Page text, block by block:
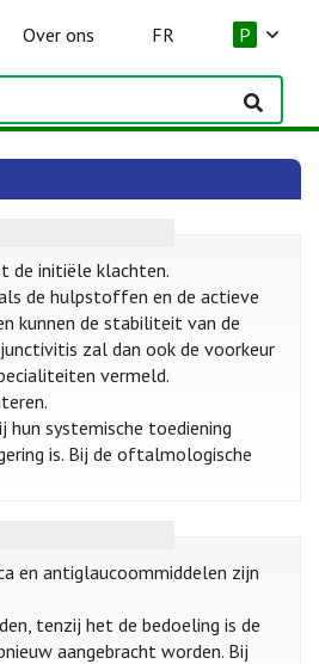
Over ons FR P
de initiële klachten.
de hulpstoffen en de actieve
kunnen de stabiliteit van de
zal dan ook de voorkeur
vermeld.
systemische toediening
is. Bij de oftalmologische
en antiglaucoommiddelen zijn
tenzij het de bedoeling is de
aangebracht worden. Bij